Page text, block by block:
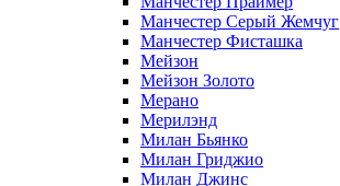
Манчестер Серый Жемчуг
Манчестер Фисташка
Мейзон
Мейзон Золото
Мерано
Мерилэнд
Милан Бьянко
Милан Гриджио
Милан Джинс